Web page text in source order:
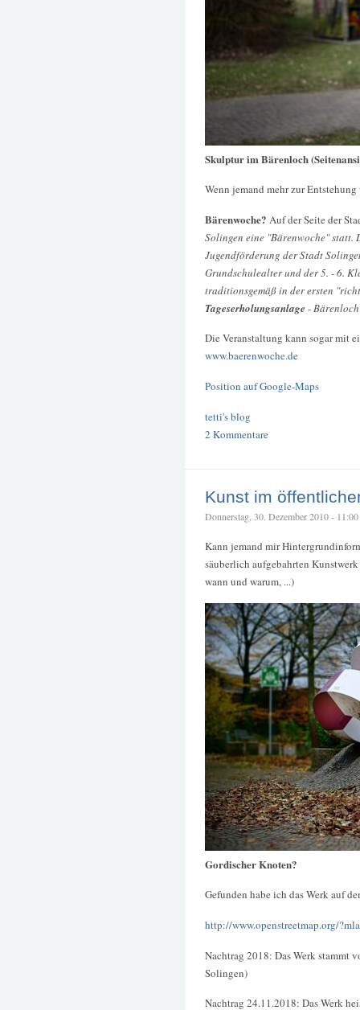
Skulptur im Bärenloch
Wenn jemand mehr zur
Bärenwoche? Auf der Seite der
Solingen eine "Bärenwoche" statt.
Jugendförderung der Stadt
Grundschulealter und der 5. - 6.
traditionsgemäß in der ersten
Tageserholungsanlage -
Die Veranstaltung kann sogar mit
www.baerenwoche.de
Position auf Google-Maps
tetti's blog
2 Kommentare
Kunst im
Donnerstag, 30. Dezember 2010 -
Kann jemand mir
säuberlich aufgebahrten
wann und warum, ...)
Gordischer Knoten?
Gefunden habe ich das Werk auf
http://www.openstreetmap.org/
Nachtrag 2018: Das Werk stammt
Solingen)
Nachtrag 24.11.2018: Das Werk